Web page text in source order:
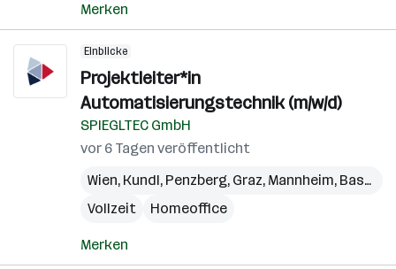
Merken
Einblicke
Projektleiter*in
Automatisierungstechnik (m/w/d)
SPIEGLTEC GmbH
vor 6 Tagen veröffentlicht
Wien, Kundl, Penzberg, Graz, Mannheim, Basel
Vollzeit
Homeoffice
Merken